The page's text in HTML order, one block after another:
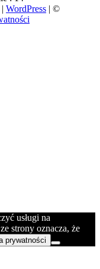
| WordPress | ©
usługi na
strony oznacza, że
prywatności